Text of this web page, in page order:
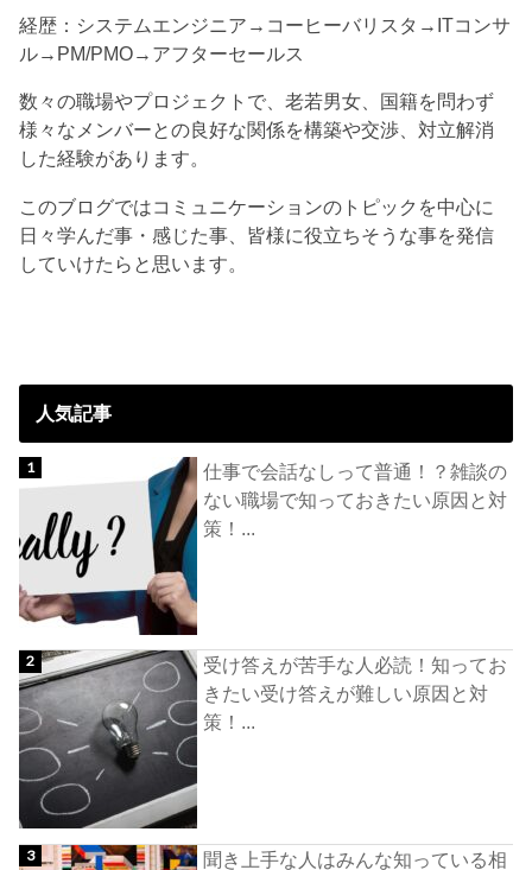
経歴：システムエンジニア→コーヒーバリスタ→ITコンサ
ル→PM/PMO→アフターセールス
数々の職場やプロジェクトで、老若男女、国籍を問わず
様々なメンバーとの良好な関係を構築や交渉、対立解消
した経験があります。
このブログではコミュニケーションのトピックを中心に
日々学んだ事・感じた事、皆様に役立ちそうな事を発信
していけたらと思います。
人気記事
仕事で会話なしって普通！？雑談の
ない職場で知っておきたい原因と対
策！...
受け答えが苦手な人必読！知ってお
きたい受け答えが難しい原因と対
策！...
聞き上手な人はみんな知っている相